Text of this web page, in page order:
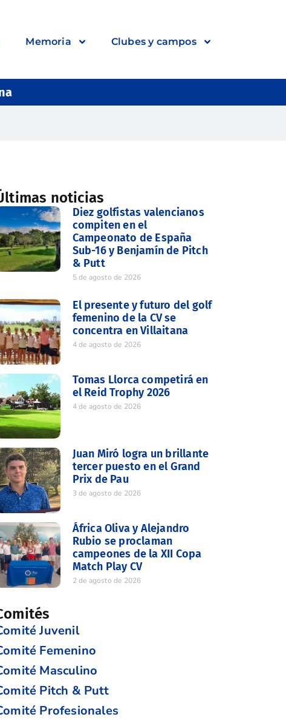
Memoria Clubes y campos
noticias
Diez golfistas valencianos
compiten en el
Campeonato de España
Sub-16 y Benjamín de Pitch
& Putt
5 de agosto de 2026
El presente y futuro del golf
femenino de la CV se
concentra en Villaitana
4 de agosto de 2026
Tomas Llorca competirá en
el Reid Trophy 2026
4 de agosto de 2026
Juan Miró logra un brillante
tercer puesto en el Grand
Prix de Pau
3 de agosto de 2026
África Oliva y Alejandro
Rubio se proclaman
campeones de la XII Copa
Match Play CV
2 de agosto de 2026
Juvenil
Femenino
Masculino
Pitch & Putt
Profesionales